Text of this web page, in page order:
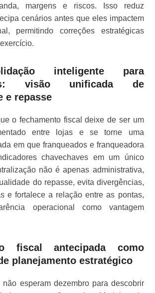
margens e riscos. Isso reduz
cenários antes que eles impactem
permitindo correções estratégicas
inteligente para
visão unificada de
e repasse
o fechamento fiscal deixe de ser um
entre lojas e se torne uma
em que franqueados e franqueadora
chavechaves em um único
não é apenas administrativa,
do repasse, evita divergências,
e fortalece a relação entre as pontas,
operacional como vantagem
fiscal antecipada como
planejamento estratégico
não esperam dezembro para descobrir